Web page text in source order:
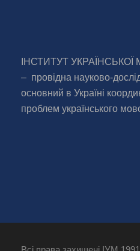
ІНСТИТУТ УКРАЇНСЬКОЇ
– провідна науково-
основний в Україні
проблем українського